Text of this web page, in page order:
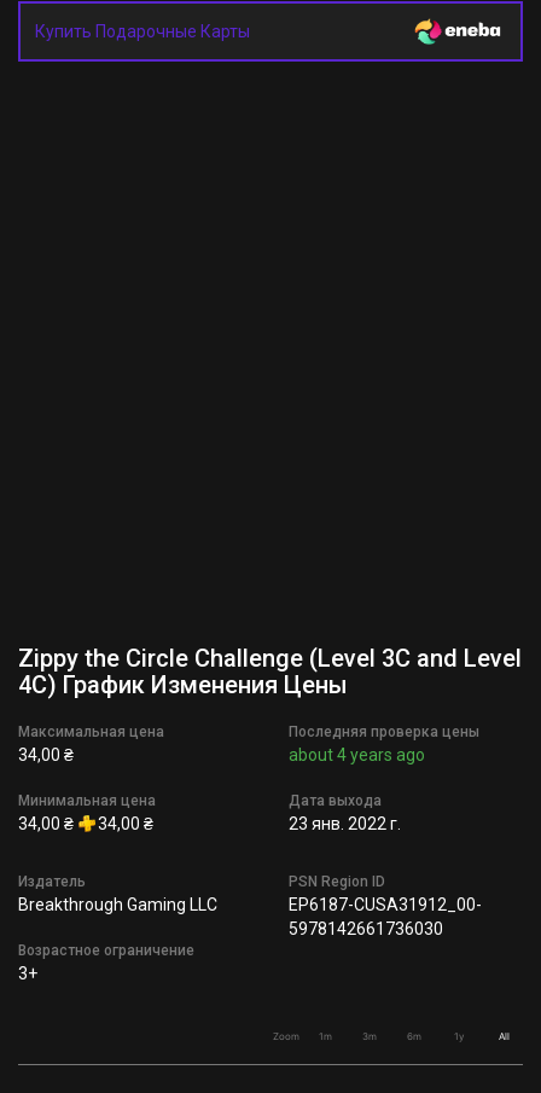
Купить Подарочные Карты
Zippy the Circle Challenge (Level 3C and Level
4C) График Изменения Цены
Максимальная цена
34,00 ₴
Минимальная цена
34,00 ₴ 34,00 ₴
Последняя проверка цены
about 4 years ago
Дата выхода
23 янв. 2022 г.
Издатель
Breakthrough Gaming LLC
Возрастное ограничение
3+
PSN Region ID
EP6187-CUSA31912_00-
5978142661736030
Zoom 1m 3m 6m 1y All